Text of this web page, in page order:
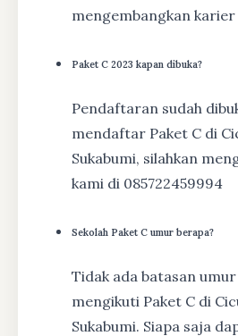
mengembangkan karier
Paket C 2023 kapan dibuka?
Pendaftaran sudah
mendaftar Paket C di
Sukabumi, silahkan
kami di 085722459994
Sekolah Paket C umur berapa?
Tidak ada batasan
mengikuti Paket C di
Sukabumi. Siapa saja